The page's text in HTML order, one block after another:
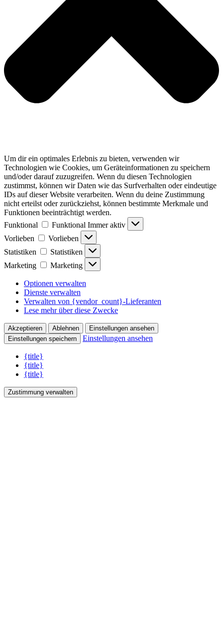
Um dir ein optimales Erlebnis zu bieten, verwenden wir
Technologien wie Cookies, um Geräteinformationen zu speichern
und/oder darauf zuzugreifen. Wenn du diesen Technologien
zustimmst, können wir Daten wie das Surfverhalten oder eindeutige
IDs auf dieser Website verarbeiten. Wenn du deine Zustimmung
nicht erteilst oder zurückziehst, können bestimmte Merkmale und
Funktionen beeinträchtigt werden.
Funktional
Funktional Immer aktiv
Vorlieben
Vorlieben
Statistiken
Statistiken
Marketing
Marketing
Optionen verwalten
Dienste verwalten
Verwalten von {vendor_count}-Lieferanten
Lese mehr über diese Zwecke
Akzeptieren Ablehnen
Einstellungen ansehen
Einstellungen speichern
Einstellungen ansehen
{title}
{title}
{title}
Zustimmung verwalten